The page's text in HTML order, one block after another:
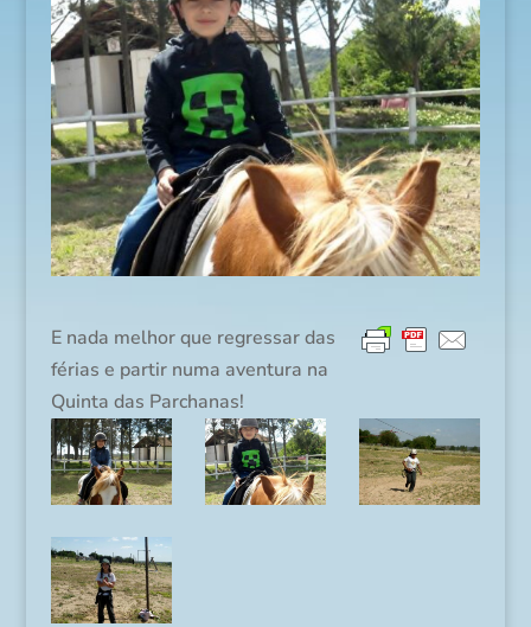
E nada melhor que regressar das
férias e partir numa aventura na
Quinta das Parchanas!